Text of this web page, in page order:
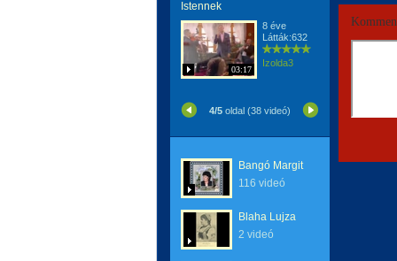
Istennek
03:17
8 éve
Látták:632
Izolda3
4/5 oldal (38 videó)
Bangó Margit
116 videó
Blaha Lujza
2 videó